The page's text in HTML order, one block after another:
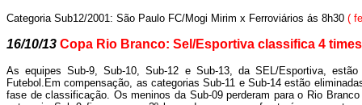
Categoria Sub12/2001: São Paulo FC/Mogi Mirim x Ferroviários ás 8h30 (
16/10/13 Copa Rio Branco: Sel/Esportiva classifica 4
As equipes Sub-9, Sub-10, Sub-12 e Sub-13, da SEL/Esportiva,
Futebol.Em compensação, as categorias Sub-11 e Sub-14 estão
fase de classificação. Os meninos da Sub-09 perderam para o Rio